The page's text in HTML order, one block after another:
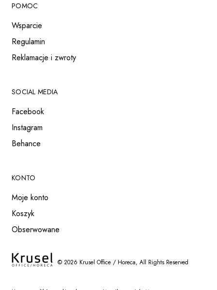
POMOC
Wsparcie
Regulamin
Reklamacje i zwroty
SOCIAL MEDIA
Facebook
Instagram
Behance
KONTO
Moje konto
Koszyk
Obserwowane
© 2026 Krusel Office / Horeca, All Rights Reserved